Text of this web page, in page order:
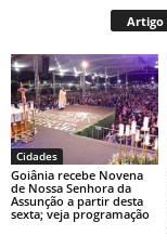
Artigo
Cidades
Goiânia recebe Novena
de Nossa Senhora da
Assunção a partir desta
sexta; veja programação